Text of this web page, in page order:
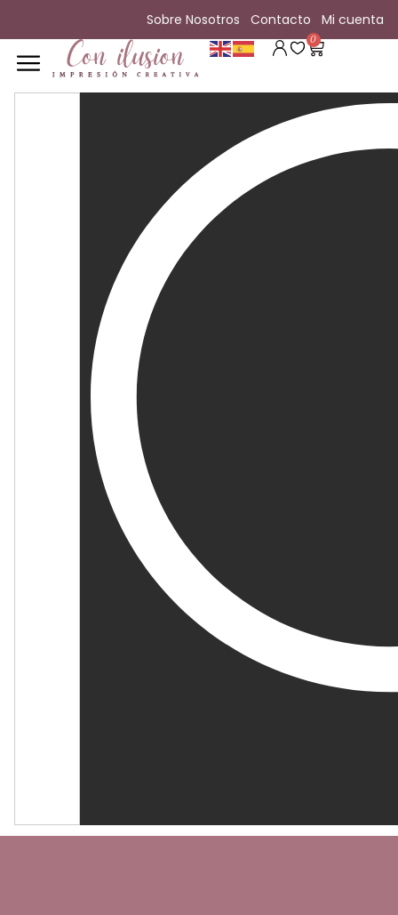
Sobre Nosotros Contacto Mi cuenta
0